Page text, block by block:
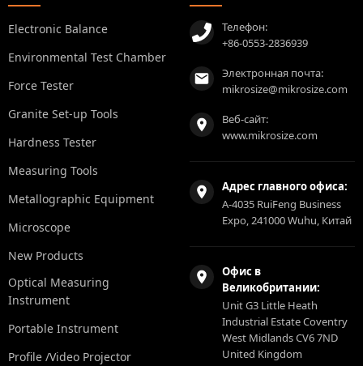
Electronic Balance
Environmental Test Chamber
Force Tester
Granite Set-up Tools
Hardness Tester
Measuring Tools
Metallographic Equipment
Microscope
New Products
Optical Measuring
Instrument
Portable Instrument
Profile /Video Projector
Телефон:
+86-0553-2836939
Электронная почта:
mikrosize@mikrosize.com
Веб-сайт:
www.mikrosize.com
Адрес главного офиса:
A-4035 RuiFeng Business
Expo, 241000 Wuhu, Китай
Офис в
Великобритании:
Unit G3 Little Heath
Industrial Estate Coventry
West Midlands CV6 7ND
United Kingdom